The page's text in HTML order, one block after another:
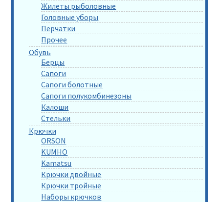
Жилеты рыболовные
Головные уборы
Перчатки
Прочее
Обувь
Берцы
Сапоги
Сапоги болотные
Сапоги полукомбинезоны
Калоши
Стельки
Крючки
ORSON
KUMHO
Kamatsu
Крючки двойные
Крючки тройные
Наборы крючков